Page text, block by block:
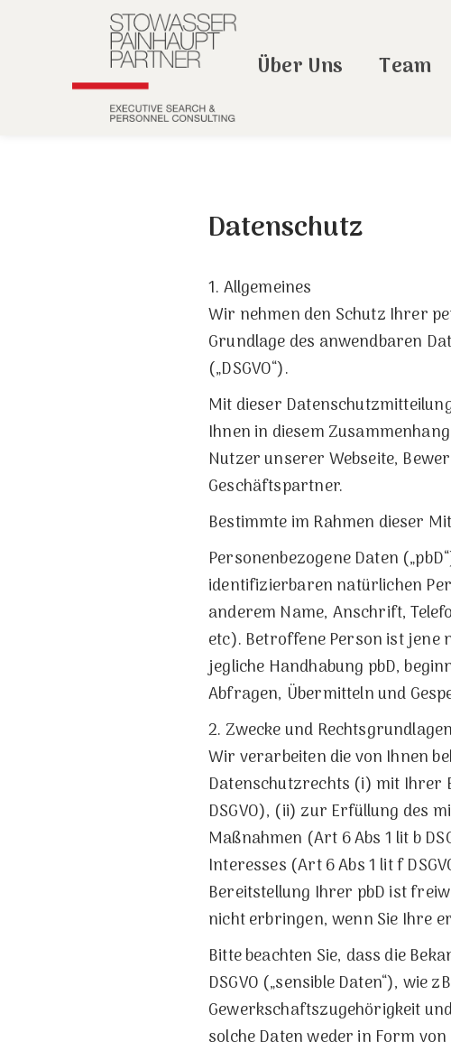
Über Uns Team
Datenschutz
1. Allgemeines
Wir nehmen den Schutz Ihrer
Grundlage des anwendbaren
(„DSGVO“).
Mit dieser
Ihnen in diesem
Nutzer unserer Webseite,
Geschäftspartner.
Bestimmte im Rahmen dieser
Personenbezogene Daten
identifizierbaren natürlichen
anderem Name, Anschrift,
etc). Betroffene Person ist jene
jegliche Handhabung pbD,
Abfragen, Übermitteln und
2. Zwecke und
Wir verarbeiten die von Ihnen
Datenschutzrechts (i) mit Ihrer
DSGVO), (ii) zur Erfüllung des
Maßnahmen (Art 6 Abs 1 lit b
Interesses (Art 6 Abs 1 lit f
Bereitstellung Ihrer pbD ist
nicht erbringen, wenn Sie Ihre
Bitte beachten Sie, dass die
DSGVO („sensible Daten“),
Gewerkschaftszugehörigkeit
solche Daten weder in Form